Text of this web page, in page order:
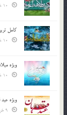
کامل
ویژه
ویژه عید